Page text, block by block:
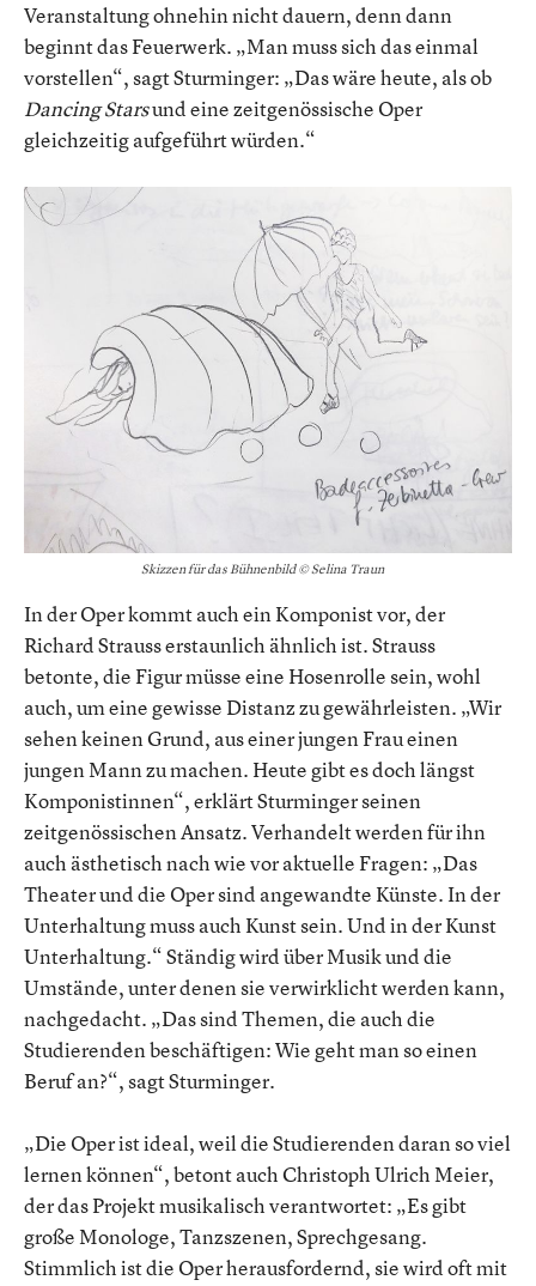
Veranstaltung ohnehin nicht dauern, denn dann
beginnt das Feuerwerk. „Man muss sich das einmal
vorstellen“, sagt Sturminger: „Das wäre heute, als ob
Dancing Starsund eine zeitgenössische Oper
gleichzeitig aufgeführt würden.“
Skizzen für das Bühnenbild © Selina Traun
In der Oper kommt auch ein Komponist vor, der
Richard Strauss erstaunlich ähnlich ist. Strauss
betonte, die Figur müsse eine Hosenrolle sein, wohl
auch, um eine gewisse Distanz zu gewährleisten. „Wir
sehen keinen Grund, aus einer jungen Frau einen
jungen Mann zu machen. Heute gibt es doch längst
Komponistinnen“, erklärt Sturminger seinen
zeitgenössischen Ansatz. Verhandelt werden für ihn
auch ästhetisch nach wie vor aktuelle Fragen: „Das
Theater und die Oper sind angewandte Künste. In der
Unterhaltung muss auch Kunst sein. Und in der Kunst
Unterhaltung.“ Ständig wird über Musik und die
Umstände, unter denen sie verwirklicht werden kann,
nachgedacht. „Das sind Themen, die auch die
Studierenden beschäftigen: Wie geht man so einen
Beruf an?“, sagt Sturminger.
„Die Oper ist ideal, weil die Studierenden daran so viel
lernen können“, betont auch Christoph Ulrich Meier,
der das Projekt musikalisch verantwortet: „Es gibt
große Monologe, Tanzszenen, Sprechgesang.
Stimmlich ist die Oper herausfordernd, sie wird oft mit